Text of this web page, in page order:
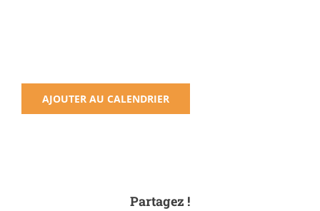
AJOUTER AU CALENDRIER
Partagez !